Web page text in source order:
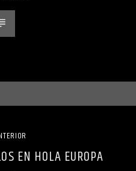
EN HOLA EUROPA